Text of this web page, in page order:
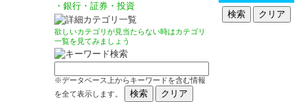
・銀行・証券・投資
欲しいカテゴリが見当たらない時はカテゴリ
一覧を見てみましょう
※データベース上からキーワードを含む情報
を全て表示します。